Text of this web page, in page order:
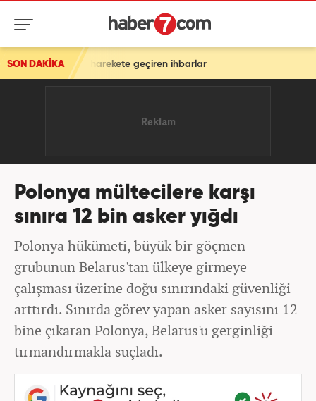
SON DAKİKA
harekete geçiren ihbarlar
Polonya mültecilere karşı
sınıra 12 bin asker yığdı
Polonya hükümeti, büyük bir göçmen
grubunun Belarus'tan ülkeye girmeye
çalışması üzerine doğu sınırındaki güvenliği
arttırdı. Sınırda görev yapan asker sayısını 12
bine çıkaran Polonya, Belarus'u gerginliği
tırmandırmakla suçladı.